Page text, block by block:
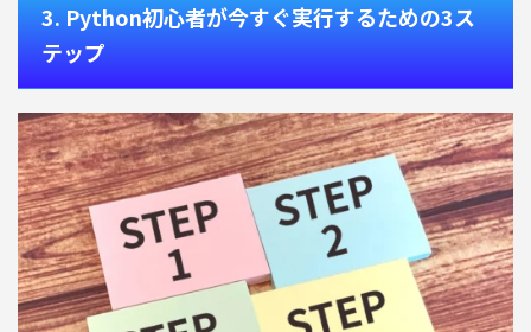
3. Python初心者が今すぐ実行するための3ス
テップ